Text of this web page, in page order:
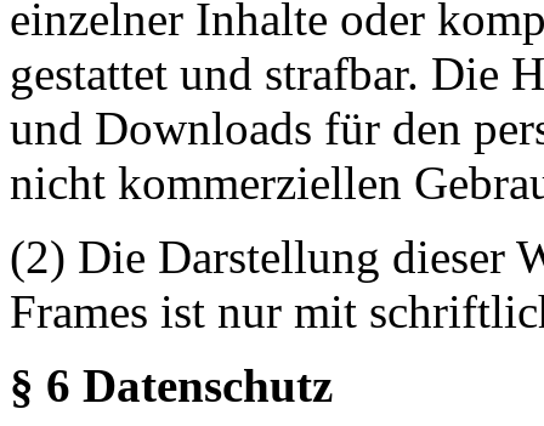
einzelner Inhalte oder
gestattet und strafbar. Die
und Downloads für den
nicht kommerziellen
(2) Die Darstellung dieser
Frames ist nur mit
§ 6 Datenschutz